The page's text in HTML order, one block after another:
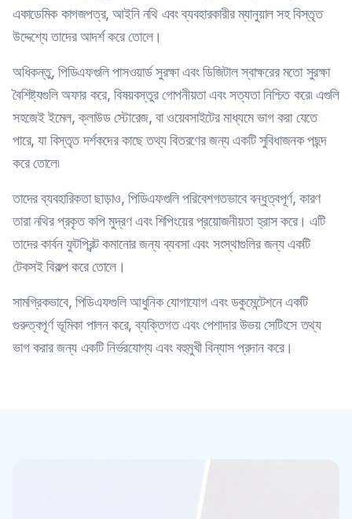
একাডেমিক কাগজপত্র, আইনি নথি এবং ব্যবহারকারীর ম্যানুয়াল সহ বিস্তৃত
উদ্দেশ্যে তাদের আদর্শ করে তোলে।
অধিকন্তু, পিডিএফগুলি পাসওয়ার্ড সুরক্ষা এবং ডিজিটাল স্বাক্ষরের মতো সুরক্ষা
বৈশিষ্ট্যগুলি অফার করে, বিষয়বস্তুর গোপনীয়তা এবং সত্যতা নিশ্চিত করে৷ এগুলি
সহজেই ইমেল, ক্লাউড স্টোরেজ, বা ওয়েবসাইটের মাধ্যমে ভাগ করা যেতে
পারে, যা বিস্তৃত দর্শকদের কাছে তথ্য বিতরণের জন্য একটি সুবিধাজনক পছন্দ
করে তোলে৷
তাদের ব্যবহারিকতা ছাড়াও, পিডিএফগুলি পরিবেশগতভাবে বন্ধুত্বপূর্ণ, কারণ
তারা নথির প্রকৃত কপি মুদ্রণ এবং শিপিংয়ের প্রয়োজনীয়তা হ্রাস করে। এটি
তাদের কার্বন ফুটপ্রিন্ট কমানোর জন্য ব্যবসা এবং সংস্থাগুলির জন্য একটি
টেকসই বিকল্প করে তোলে।
সামগ্রিকভাবে, পিডিএফগুলি আধুনিক যোগাযোগ এবং ডকুমেন্টেশনে একটি
গুরুত্বপূর্ণ ভূমিকা পালন করে, ব্যক্তিগত এবং পেশাদার উভয় সেটিংসে তথ্য
ভাগ করার জন্য একটি নির্ভরযোগ্য এবং বহুমুখী বিন্যাস প্রদান করে।